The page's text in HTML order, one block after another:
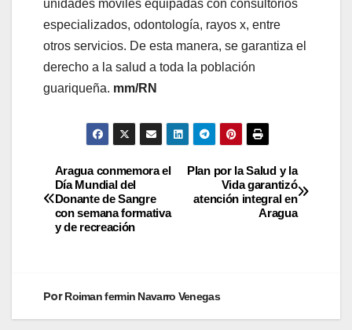
unidades móviles equipadas con consultorios
especializados, odontología, rayos x, entre
otros servicios. De esta manera, se garantiza el
derecho a la salud a toda la población
guariqueña. mm/RN
Plan por la Salud y la
Vida garantizó
atención integral en
Aragua
Aragua conmemora el
Día Mundial del
Donante de Sangre
con semana formativa
y de recreación
PorRoiman fermin Navarro Venegas